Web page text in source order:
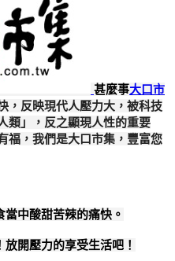
甚麼事大口市
，反映現代人壓力大，被科技
類」，反之顯現人性的重要
福，我們是大口市集，豐富您
中酸甜苦辣的痛快。
開壓力的享受生活吧！